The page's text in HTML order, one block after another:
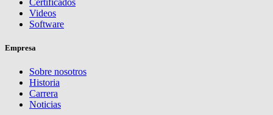
Certificados
Videos
Software
Empresa
Sobre nosotros
Historia
Carrera
Noticias